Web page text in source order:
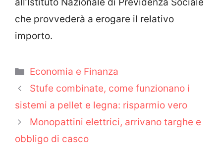
all’Istituto Nazionale di Previdenza Sociale
che provvederà a erogare il relativo
importo.
Categorie
Economia e Finanza
Stufe combinate, come funzionano i
sistemi a pellet e legna: risparmio vero
Monopattini elettrici, arrivano targhe e
obbligo di casco